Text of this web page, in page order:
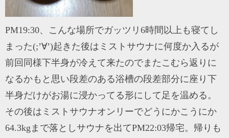
PM19:30、こんな場所でガッツリ6時間以上も寝てし
まった(;’∀’)起きた後はミストサウナに何度か入るが
前回同様下半身が冷えて来たのでまたこむら返りに
なるかもと思い段差のある浴槽の段差部分に座り下
半身だけがお湯に浸かってる形にして足を温める。
その後はミストサウナオンリーでどうにかこうにか
64.3kgまで落としサウナを出てPM22:03帰宅。帰りも